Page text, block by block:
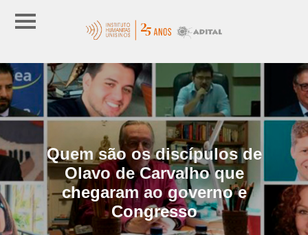
Quem são os discípulos de
Olavo de Carvalho que
chegaram ao governo e
Congresso